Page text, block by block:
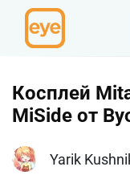
Косплей
MiSide от
Yarik